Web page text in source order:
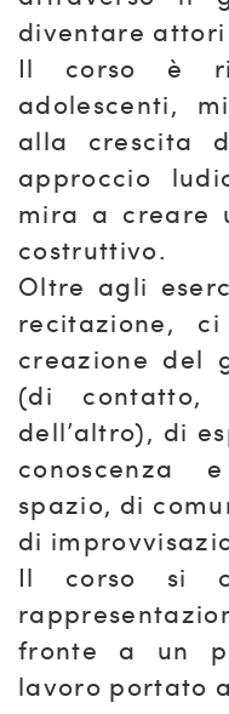
diventare
Il corso è
adolescenti,
alla crescita
approccio
mira a creare
costruttivo.
Oltre agli
recitazione,
creazione del
(di contatto,
dell’altro), di
conoscenza
spazio, di
di
Il corso si
fronte a un
lavoro portato